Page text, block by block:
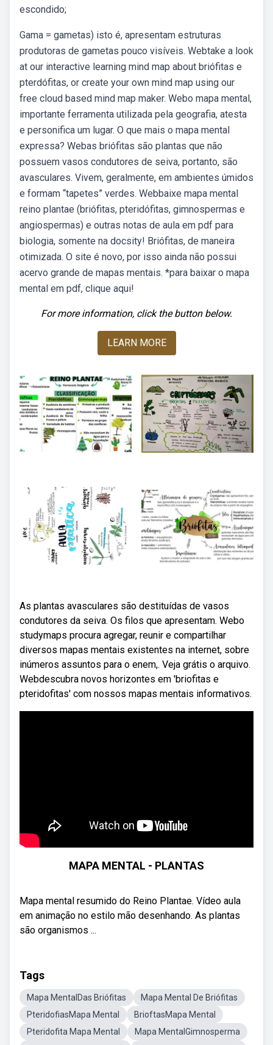
escondido;
Gama = gametas) isto é, apresentam estruturas
produtoras de gametas pouco visíveis. Webtake a look
at our interactive learning mind map about briófitas e
pterdófitas, or create your own mind map using our
free cloud based mind map maker. Webo mapa mental,
importante ferramenta utilizada pela geografia, atesta
e personifica um lugar. O que mais o mapa mental
expressa? Webas briófitas são plantas que não
possuem vasos condutores de seiva, portanto, são
avasculares. Vivem, geralmente, em ambientes úmidos
e formam “tapetes” verdes. Webbaixe mapa mental
reino plantae (briófitas, pteridófitas, gimnospermas e
angiospermas) e outras notas de aula em pdf para
biologia, somente na docsity! Briófitas, de maneira
otimizada. O site é novo, por isso ainda não possui
acervo grande de mapas mentais. *para baixar o mapa
mental em pdf, clique aqui!
For more information, click the button below.
LEARN MORE
As plantas avasculares são destituídas de vasos
condutores da seiva. Os filos que apresentam. Webo
studymaps procura agregar, reunir e compartilhar
diversos mapas mentais existentes na internet, sobre
inúmeros assuntos para o enem,. Veja grátis o arquivo.
Webdescubra novos horizontes em 'briofitas e
pteridofitas' com nossos mapas mentais informativos.
MAPA MENTAL - PLANTAS
Mapa mental resumido do Reino Plantae. Vídeo aula
em animação no estilo mão desenhando. As plantas
são organismos ...
Tags
Mapa MentalDas Briófitas
Mapa Mental De Briófitas
PteridofiasMapa Mental
BrioftasMapa Mental
Pteridofita Mapa Mental
Mapa MentalGimnosperma